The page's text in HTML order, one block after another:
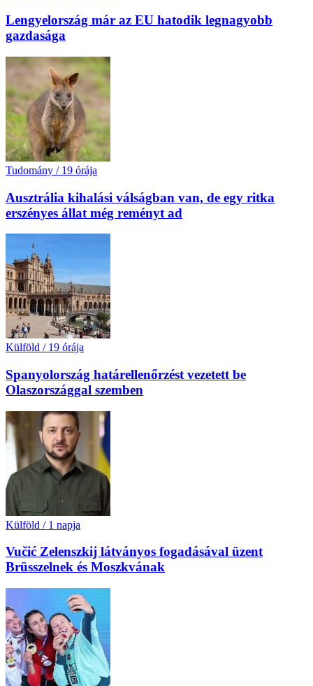
Lengyelország már az EU hatodik legnagyobb
gazdasága
Tudomány / 19 órája
Ausztrália kihalási válságban van, de egy ritka
erszényes állat még reményt ad
Külföld / 19 órája
Spanyolország határellenőrzést vezetett be
Olaszországgal szemben
Külföld / 1 napja
Vučić Zelenszkij látványos fogadásával üzent
Brüsszelnek és Moszkvának